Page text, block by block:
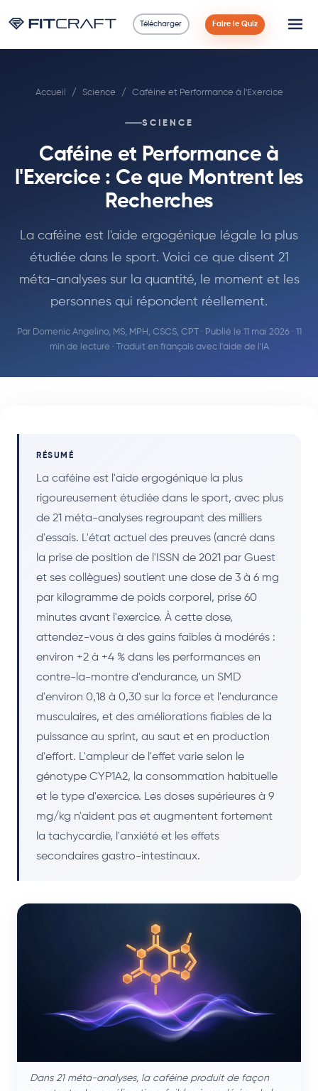
Télécharger Faire le Quiz
Guides
90 Jours
Accueil / Science / Caféine et Performance à l'Exercice
SCIENCE
Caféine et Performance à
l'Exercice : Ce que Montrent les
Recherches
La caféine est l'aide ergogénique légale la plus
étudiée dans le sport. Voici ce que disent 21
méta-analyses sur la quantité, le moment et les
personnes qui répondent réellement.
Par Domenic Angelino, MS, MPH, CSCS, CPT· Publié le 11 mai 2026 · 11
min de lecture · Traduit en français avec l'aide de l'IA
RÉSUMÉ
La caféine est l'aide ergogénique la plus
rigoureusement étudiée dans le sport, avec plus
de 21 méta-analyses regroupant des milliers
d'essais. L'état actuel des preuves (ancré dans
la prise de position de l'ISSN de 2021 par Guest
et ses collègues) soutient une dose de 3 à 6 mg
par kilogramme de poids corporel, prise 60
minutes avant l'exercice. À cette dose,
attendez-vous à des gains faibles à modérés :
environ +2 à +4 % dans les performances en
contre-la-montre d'endurance, un SMD
d'environ 0,18 à 0,30 sur la force et l'endurance
musculaires, et des améliorations fiables de la
puissance au sprint, au saut et en production
d'effort. L'ampleur de l'effet varie selon le
génotype CYP1A2, la consommation habituelle
et le type d'exercice. Les doses supérieures à 9
mg/kg n'aident pas et augmentent fortement
la tachycardie, l'anxiété et les effets
secondaires gastro-intestinaux.
Dans 21 méta-analyses, la caféine produit de façon